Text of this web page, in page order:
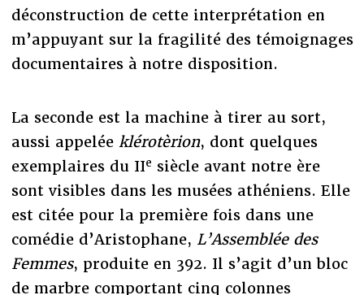
déconstruction de cette interprétation en
m’appuyant sur la fragilité des témoignages
documentaires à notre disposition.
La seconde est la machine à tirer au sort,
aussi appelée klérotèrion, dont quelques
exemplaires du IIe siècle avant notre ère
sont visibles dans les musées athéniens. Elle
est citée pour la première fois dans une
comédie d’Aristophane, L’Assemblée des
Femmes, produite en 392. Il s’agit d’un bloc
de marbre comportant cinq colonnes